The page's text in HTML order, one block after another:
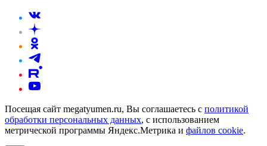
Посещая сайт megatyumen.ru, Вы соглашаетесь с политикой
обработки персональных данных, с использованием
метрической программы Яндекс.Метрика и файлов cookie.